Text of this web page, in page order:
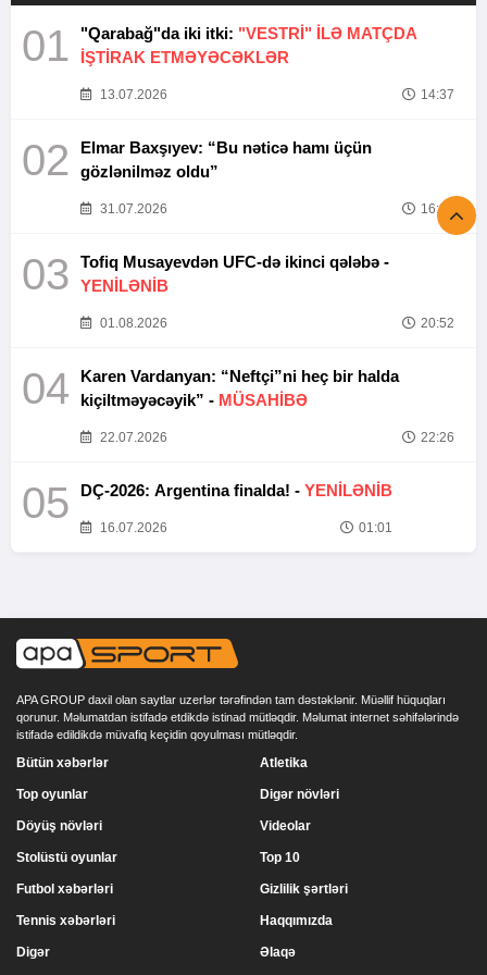
01 "Qarabağ"da iki itki: "VESTRİ" İLƏ MATÇDA
İŞTİRAK ETMƏYƏCƏKLƏR
13.07.2026 14:37
02
Elmar Baxşıyev: “Bu nəticə hamı üçün
gözlənilməz oldu”
31.07.2026 16:26
03
Tofiq Musayevdən UFC-də ikinci qələbə -
YENİLƏNİB
01.08.2026 20:52
04
Karen Vardanyan: “Neftçi”ni heç bir halda
kiçiltməyəcəyik” - MÜSAHİBƏ
22.07.2026 22:26
05 DÇ-2026: Argentina finalda! - YENİLƏNİB
16.07.2026 01:01
APA GROUP daxil olan saytlar uzerlər tərəfindən tam dəstəklənir. Müəllif hüquqları
qorunur. Məlumatdan istifadə etdikdə istinad mütləqdir. Məlumat internet səhifələrində
istifadə edildikdə müvafiq keçidin qoyulması mütləqdir.
Bütün xəbərlər
Top oyunlar
Döyüş növləri
Stolüstü oyunlar
Atletika
Digər növləri
Videolar
Top 10
Futbol xəbərləri
Tennis xəbərləri
Digər
Gizlilik şərtləri
Haqqımızda
Əlaqə